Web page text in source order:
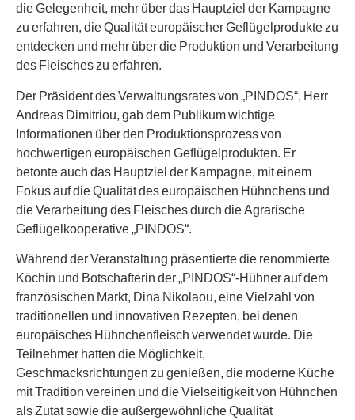
die Gelegenheit, mehr über das Hauptziel der Kampagne
zu erfahren, die Qualität europäischer Geflügelprodukte zu
entdecken und mehr über die Produktion und Verarbeitung
des Fleisches zu erfahren.
Der Präsident des Verwaltungsrates von „PINDOS“, Herr
Andreas Dimitriou, gab dem Publikum wichtige
Informationen über den Produktionsprozess von
hochwertigen europäischen Geflügelprodukten. Er
betonte auch das Hauptziel der Kampagne, mit einem
Fokus auf die Qualität des europäischen Hühnchens und
die Verarbeitung des Fleisches durch die Agrarische
Geflügelkooperative „PINDOS“.
Während der Veranstaltung präsentierte die renommierte
Köchin und Botschafterin der „PINDOS“-Hühner auf dem
französischen Markt, Dina Nikolaou, eine Vielzahl von
traditionellen und innovativen Rezepten, bei denen
europäisches Hühnchenfleisch verwendet wurde. Die
Teilnehmer hatten die Möglichkeit,
Geschmacksrichtungen zu genießen, die moderne Küche
mit Tradition vereinen und die Vielseitigkeit von Hühnchen
als Zutat sowie die außergewöhnliche Qualität